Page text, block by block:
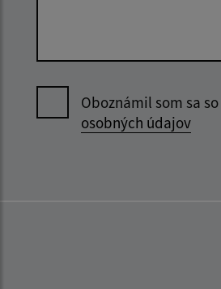
Oboznámil som sa so
osobných údajov